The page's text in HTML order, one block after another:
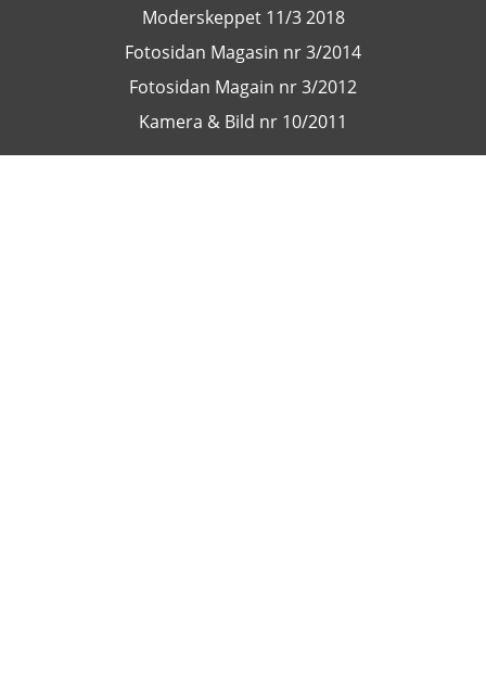
Moderskeppet 11/3 2018
Fotosidan Magasin nr 3/2014
Fotosidan Magain nr 3/2012
Kamera & Bild nr 10/2011